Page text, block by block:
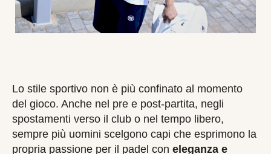
Lo stile sportivo non è più confinato al momento
del gioco. Anche nel pre e post-partita, negli
spostamenti verso il club o nel tempo libero,
sempre più uomini scelgono capi che esprimono la
propria passione per il padel con eleganza e